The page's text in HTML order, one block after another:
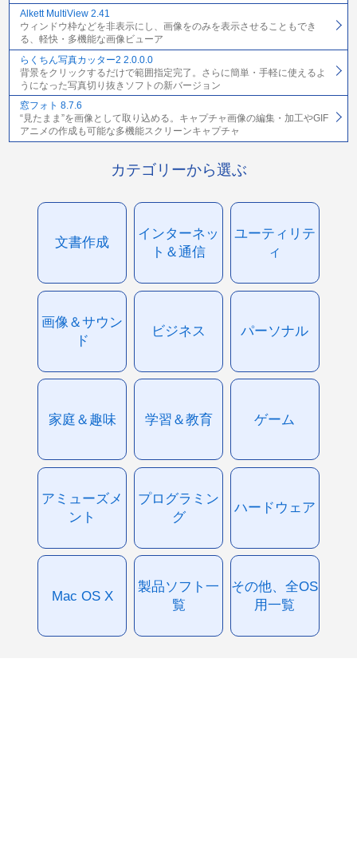
Alkett MultiView 2.41
ウィンドウ枠などを非表示にし、画像をのみを表示させることもでき
る、軽快・多機能な画像ビューア
らくちん写真カッター2 2.0.0.0
背景をクリックするだけで範囲指定完了。さらに簡単・手軽に使えるよ
うになった写真切り抜きソフトの新バージョン
窓フォト 8.7.6
“見たまま”を画像として取り込める。キャプチャ画像の編集・加工やGIF
アニメの作成も可能な多機能スクリーンキャプチャ
カテゴリーから選ぶ
文書作成
インターネッ
ト＆通信
ユーティリテ
ィ
画像＆サウン
ド
ビジネス パーソナル
家庭＆趣味 学習＆教育 ゲーム
アミューズメ
ント
プログラミン
グ
ハードウェア
Mac OS X
製品ソフト一
覧
その他、全OS
用一覧